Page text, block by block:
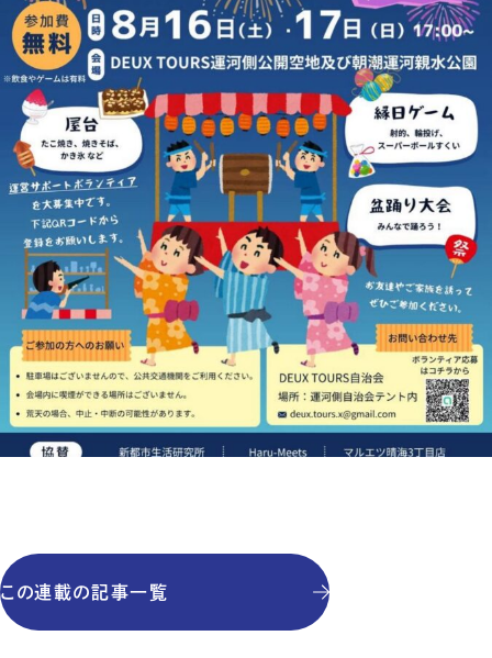
この連載の記事一覧